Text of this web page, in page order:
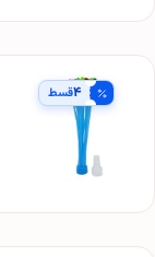
۴قسط